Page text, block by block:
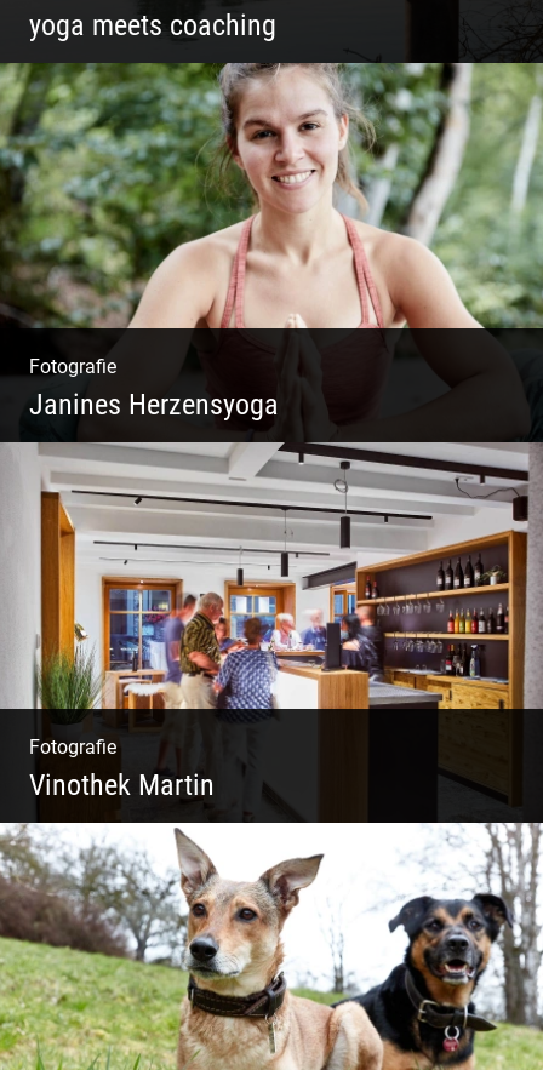
yoga meets coaching
Sonnengruß Katharina Kirchner
Fotografie
Janines Herzensyoga
Spontanes Yoga-Shooting
Fotografie
Vinothek Martin
Shooting Vinothek und Ferienwohnung